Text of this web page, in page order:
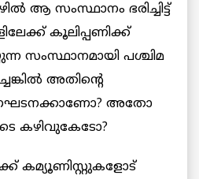
ആ സംസ്ഥാനം ഭരിച്ചിട്ട്
കൂലിപ്പണിക്ക്
സംസ്ഥാനമായി പശ്ചിമ
അതിന്‍റെ
അതോ
കഴിവുകേടോ?
കമ്യൂണിസ്റ്റുകളോട്